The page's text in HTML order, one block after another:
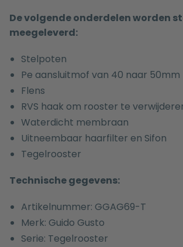
De volgende onderdelen worden
meegeleverd:
Stelpoten
Pe aansluitmof van 40 naar 50mm
Flens
RVS haak om rooster te
Waterdicht membraan
Uitneembaar haarfilter en Sifon
Tegelrooster
Technische gegevens:
Artikelnummer: GGAG69-T
Merk: Guido Gusto
Serie: Tegelrooster